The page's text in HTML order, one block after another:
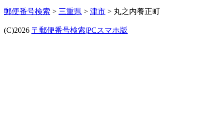
郵便番号検索 > 三重県 > 津市 > 丸之内養正町
(C)2026 〒郵便番号検索|PCスマホ版